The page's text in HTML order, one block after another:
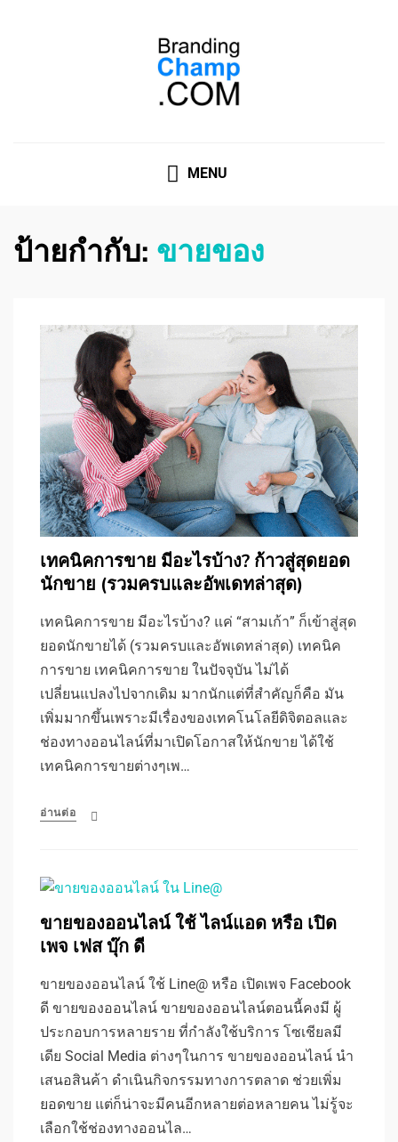
MENU
ป้ายกำกับ: ขายของ
เทคนิคการขาย มีอะไรบ้าง? ก้าวสู่สุดยอด
นักขาย (รวมครบและอัพเดทล่าสุด)
เทคนิคการขาย มีอะไรบ้าง? แค่ “สามเก้า” ก็เข้าสู่สุด
ยอดนักขายได้ (รวมครบและอัพเดทล่าสุด) เทคนิค
การขาย เทคนิคการขาย ในปัจจุบัน ไม่ได้
เปลี่ยนแปลงไปจากเดิม มากนักแต่ที่สำคัญก็คือ มัน
เพิ่มมากขึ้นเพราะมีเรื่องของเทคโนโลยีดิจิตอลและ
ช่องทางออนไลน์ที่มาเปิดโอกาสให้นักขาย ได้ใช้
เทคนิคการขายต่างๆเพ…
อ่านต่อ
ขายของออนไลน์ ใช้ ไลน์แอด หรือ เปิด
เพจ เฟส บุ๊ก ดี
ขายของออนไลน์ ใช้ Line@ หรือ เปิดเพจ Facebook
ดี ขายของออนไลน์ ขายของออนไลน์ตอนนี้คงมี ผู้
ประกอบการหลายราย ที่กำลังใช้บริการ โซเชียลมี
เดีย Social Media ต่างๆในการ ขายของออนไลน์ นำ
เสนอสินค้า ดำเนินกิจกรรมทางการตลาด ช่วยเพิ่ม
ยอดขาย แต่ก็น่าจะมีคนอีกหลายต่อหลายคน ไม่รู้จะ
เลือกใช้ช่องทางออนไล…